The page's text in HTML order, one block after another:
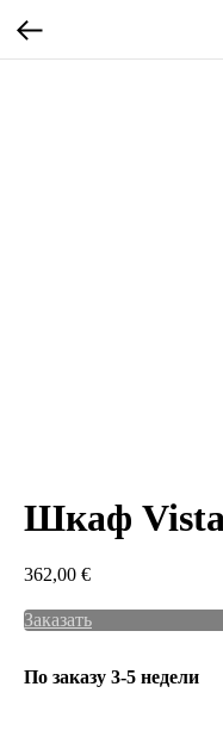
Шкаф Vista
362,00 €
Заказать
По заказу 3-5 недели